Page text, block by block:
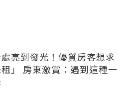
亮到發光！優質房客想求
租」 房東激賞：遇到這種一